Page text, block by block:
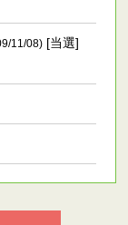
11/08) [当選]